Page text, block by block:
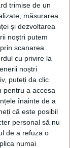
trimise de un
măsurarea
și dezvoltarea
noștri putem
scanarea
cu privire la
noștri
puteți da clic
pentru a accesa
înainte de a
că este posibil
personal să nu
de a refuza o
numai
zilele trecute
de lei
Caraș-